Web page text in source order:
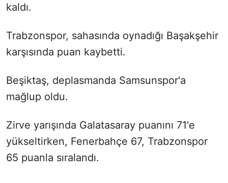
kaldı.
Trabzonspor, sahasında oynadığı Başakşehir
karşısında puan kaybetti.
Beşiktaş, deplasmanda Samsunspor'a
mağlup oldu.
Zirve yarışında Galatasaray puanını 71'e
yükseltirken, Fenerbahçe 67, Trabzonspor
65 puanla sıralandı.